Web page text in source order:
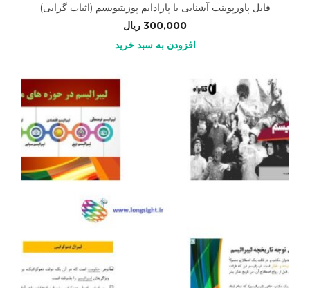
فایل پاورپوینت آشنایی با پارادایم پوزیتیویسم (اثبات گرایی)
300,000 ریال
افزودن به سبد خرید